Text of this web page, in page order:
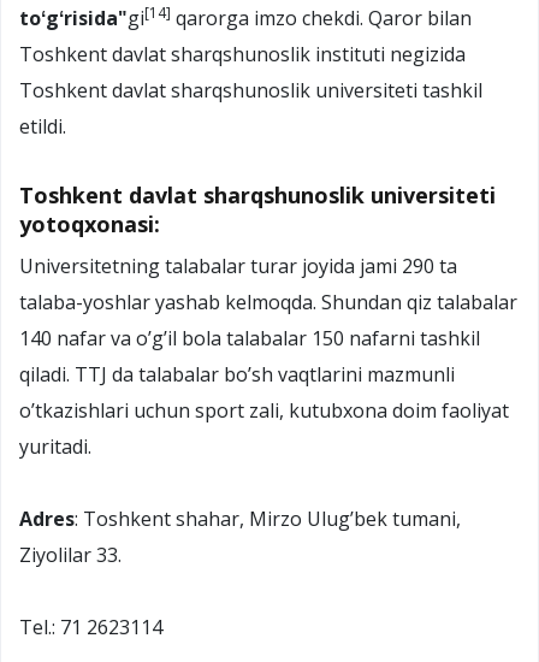
toʻgʻrisida"gi[14] qarorga imzo chekdi. Qaror bilan
Toshkent davlat sharqshunoslik instituti negizida
Toshkent davlat sharqshunoslik universiteti tashkil
etildi.
Toshkent davlat sharqshunoslik universiteti
yotoqxonasi:
Universitetning talabalar turar joyida jami 290 ta
talaba-yoshlar yashab kelmoqda. Shundan qiz talabalar
140 nafar va o’g’il bola talabalar 150 nafarni tashkil
qiladi. TTJ da talabalar bo’sh vaqtlarini mazmunli
o’tkazishlari uchun sport zali, kutubxona doim faoliyat
yuritadi.
Adres: Toshkent shahar, Mirzo Ulug’bek tumani,
Ziyolilar 33.
Tel.: 71 2623114